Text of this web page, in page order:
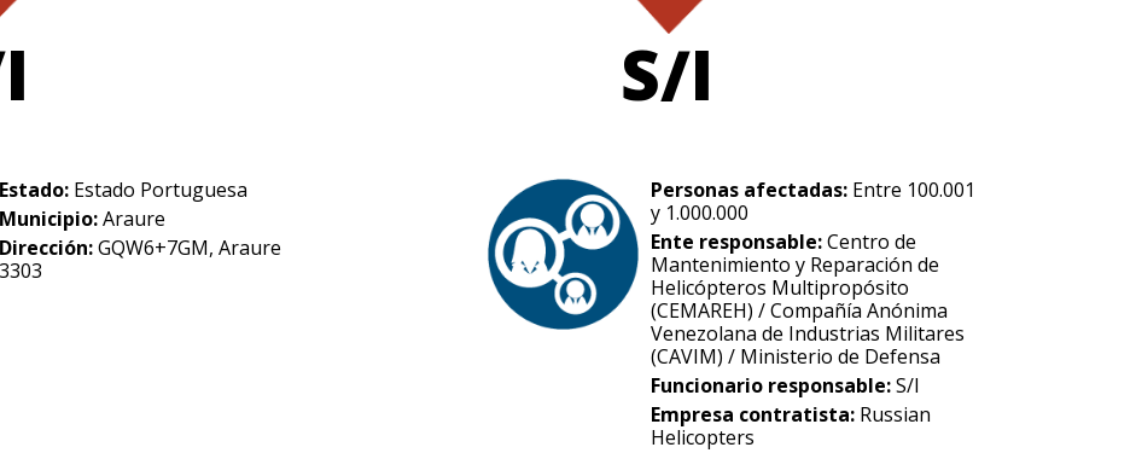
S/I
Estado: Estado Portuguesa
Municipio:Araure
Dirección:GQW6+7GM, Araure
3303
Personas afectadas: Entre 100.001
y 1.000.000
Ente responsable:Centro de
Mantenimiento y Reparación de
Helicópteros Multipropósito
(CEMAREH) / Compañía Anónima
Venezolana de Industrias Militares
(CAVIM) / Ministerio de Defensa
Funcionario responsable:S/I
Empresa contratista: Russian
Helicopters